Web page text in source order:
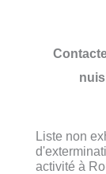
Liste non
activité à